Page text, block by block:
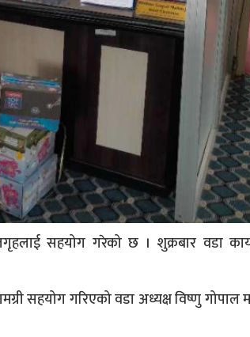
सहयोग गरेको छ । शुक्रबार वडा
सहयोग गरिएको वडा अध्यक्ष विष्णु गोपाल